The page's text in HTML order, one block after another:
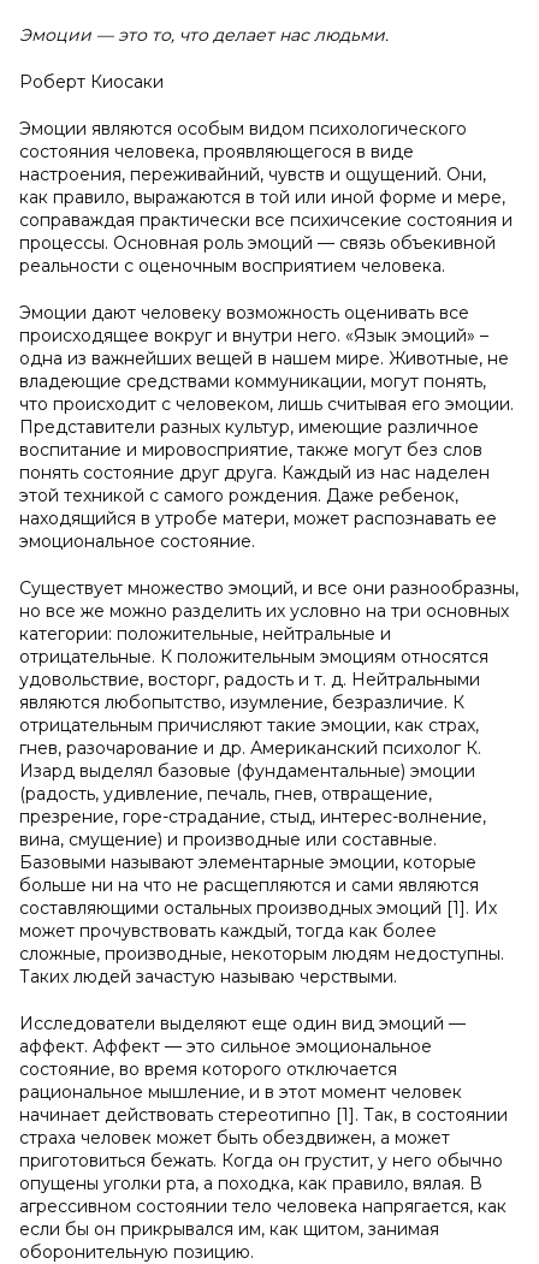
Эмоции — это то, что делает нас людьми.
Роберт Киосаки
Эмоции являются особым видом психологического
состояния человека, проявляющегося в виде
настроения, переживайний, чувств и ощущений. Они,
как правило, выражаются в той или иной форме и мере,
соправаждая практически все психичсекие состояния и
процессы. Основная роль эмоций — связь объекивной
реальности с оценочным восприятием человека.
Эмоции дают человеку возможность оценивать все
происходящее вокруг и внутри него. «Язык эмоций» –
одна из важнейших вещей в нашем мире. Животные, не
владеющие средствами коммуникации, могут понять,
что происходит с человеком, лишь считывая его эмоции.
Представители разных культур, имеющие различное
воспитание и мировосприятие, также могут без слов
понять состояние друг друга. Каждый из нас наделен
этой техникой с самого рождения. Даже ребенок,
находящийся в утробе матери, может распознавать ее
эмоциональное состояние.
Существует множество эмоций, и все они разнообразны,
но все же можно разделить их условно на три основных
категории: положительные, нейтральные и
отрицательные. К положительным эмоциям относятся
удовольствие, восторг, радость и т. д. Нейтральными
являются любопытство, изумление, безразличие. К
отрицательным причисляют такие эмоции, как страх,
гнев, разочарование и др. Американский психолог К.
Изард выделял базовые (фундаментальные) эмоции
(радость, удивление, печаль, гнев, отвращение,
презрение, горе-страдание, стыд, интерес-волнение,
вина, смущение) и производные или составные.
Базовыми называют элементарные эмоции, которые
больше ни на что не расщепляются и сами являются
составляющими остальных производных эмоций [1]. Их
может прочувствовать каждый, тогда как более
сложные, производные, некоторым людям недоступны.
Таких людей зачастую называю черствыми.
Исследователи выделяют еще один вид эмоций —
аффект. Аффект — это сильное эмоциональное
состояние, во время которого отключается
рациональное мышление, и в этот момент человек
начинает действовать стереотипно [1]. Так, в состоянии
страха человек может быть обездвижен, а может
приготовиться бежать. Когда он грустит, у него обычно
опущены уголки рта, а походка, как правило, вялая. В
агрессивном состоянии тело человека напрягается, как
если бы он прикрывался им, как щитом, занимая
оборонительную позицию.